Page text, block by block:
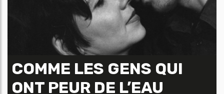
COMME LES GENS QUI
ONT PEUR DE L’EAU